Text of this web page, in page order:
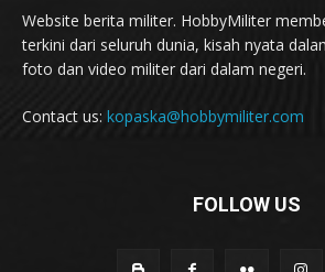
Website berita militer. HobbyMiliter
terkini dari seluruh dunia, kisah nyata
foto dan video militer dari dalam negeri.
Contact us: kopaska@hobbymiliter.com
FOLLOW US